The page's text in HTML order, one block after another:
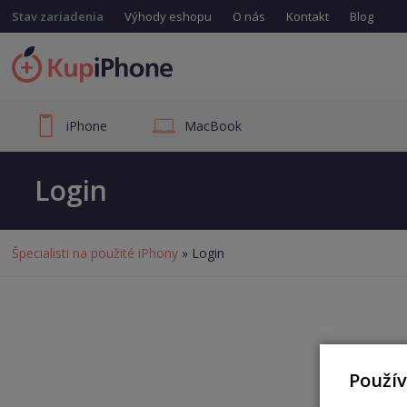
Stav zariadenia Výhody eshopu O nás Kontakt Blog
iPhone MacBook
Login
Špecialisti na použité iPhony » Login